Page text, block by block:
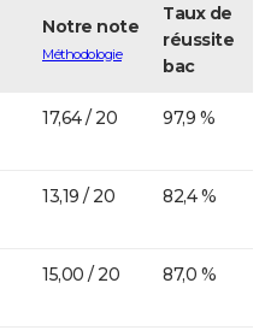
Notre note
Méthodologie
Taux de
réussite
bac
17,64 / 20 97,9 %
13,19 / 20 82,4 %
15,00 / 20 87,0 %